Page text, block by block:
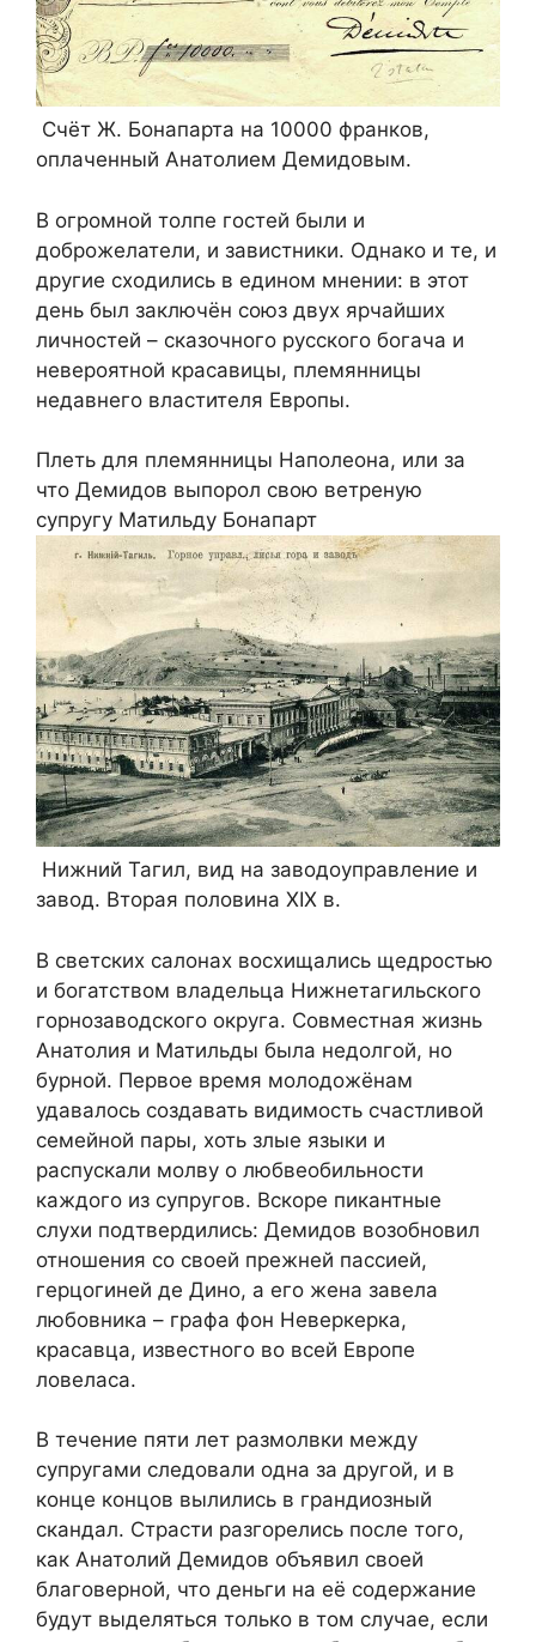
Счёт Ж. Бонапарта на 10000 франков,
оплаченный Анатолием Демидовым.
В огромной толпе гостей были и
доброжелатели, и завистники. Однако и те, и
другие сходились в едином мнении: в этот
день был заключён союз двух ярчайших
личностей – сказочного русского богача и
невероятной красавицы, племянницы
недавнего властителя Европы.
Плеть для племянницы Наполеона, или за
что Демидов выпорол свою ветреную
супругу Матильду Бонапарт
Нижний Тагил, вид на заводоуправление и
завод. Вторая половина XIX в.
В светских салонах восхищались щедростью
и богатством владельца Нижнетагильского
горнозаводского округа. Совместная жизнь
Анатолия и Матильды была недолгой, но
бурной. Первое время молодожёнам
удавалось создавать видимость счастливой
семейной пары, хоть злые языки и
распускали молву о любвеобильности
каждого из супругов. Вскоре пикантные
слухи подтвердились: Демидов возобновил
отношения со своей прежней пассией,
герцогиней де Дино, а его жена завела
любовника – графа фон Неверкерка,
красавца, известного во всей Европе
ловеласа.
В течение пяти лет размолвки между
супругами следовали одна за другой, и в
конце концов вылились в грандиозный
скандал. Страсти разгорелись после того,
как Анатолий Демидов объявил своей
благоверной, что деньги на её содержание
будут выделяться только в том случае, если